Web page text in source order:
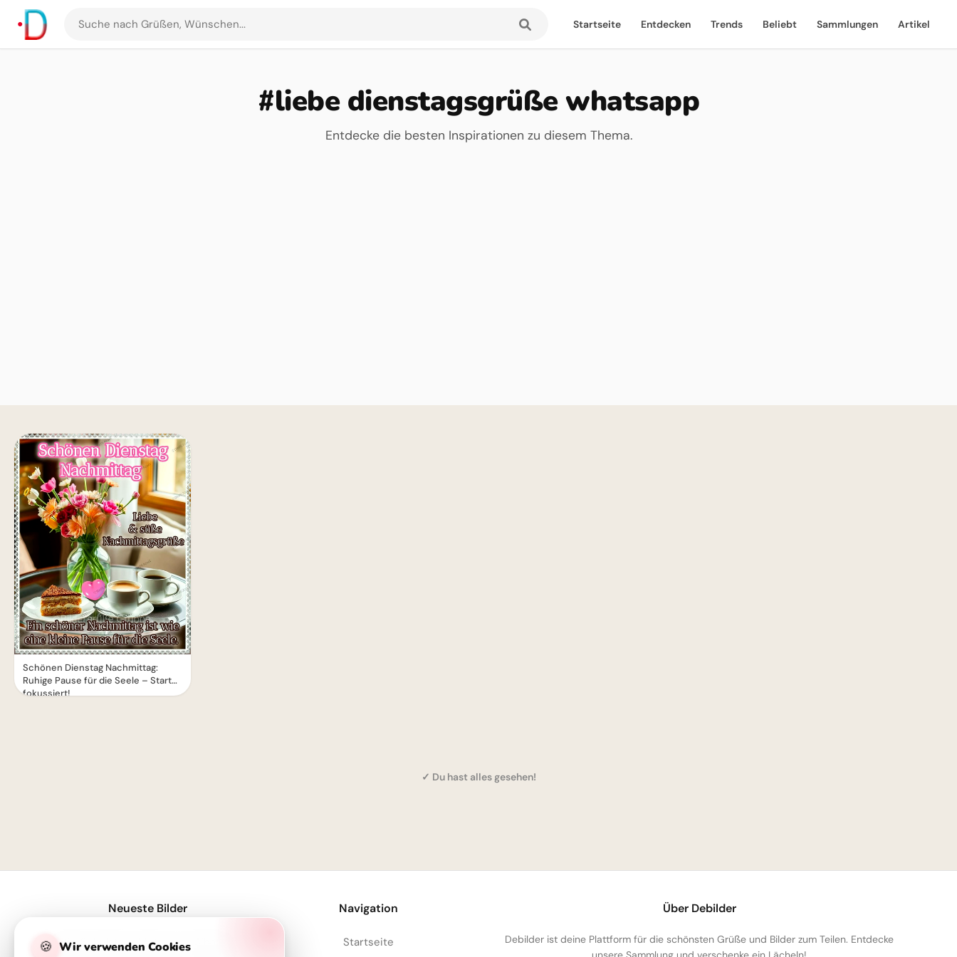
Suche
nach
Startseite Entdecken Trends Beliebt Sammlungen Artikel
#liebe dienstagsgrüße whatsapp
Entdecke die besten Inspirationen zu diesem Thema.
Schönen Dienstag Nachmittag:
Ruhige Pause für die Seele – Starte
fokussiert!
✓ Du hast alles gesehen!
🍪 Wir verwenden Cookies
Neueste Bilder Navigation
Startseite
Über Debilder
Debilder ist deine Plattform für die schönsten Grüße und Bilder zum Teilen. Entdecke